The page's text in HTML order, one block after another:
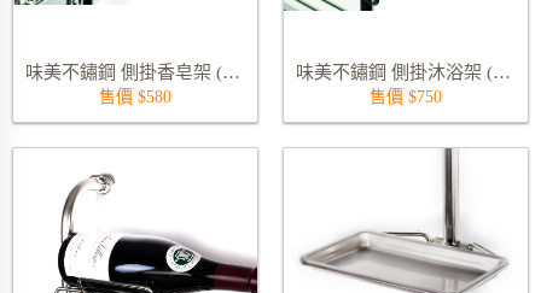
味美不鏽鋼 側掛香皂架 (不含管) 8331S
售價 $580
味美不鏽鋼 側掛沐浴架 (不含管) 8332S
售價 $750